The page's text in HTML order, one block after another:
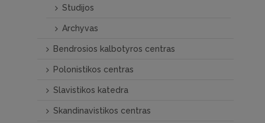
Studijos
Archyvas
Bendrosios kalbotyros centras
Polonistikos centras
Slavistikos katedra
Skandinavistikos centras